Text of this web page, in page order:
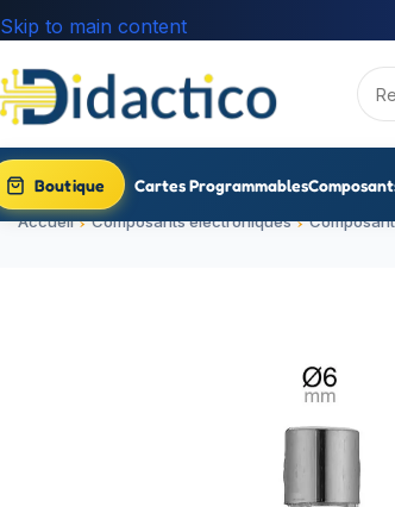
Skip to main content
Boutique Cartes Programmables
Accueil Composants électroniques